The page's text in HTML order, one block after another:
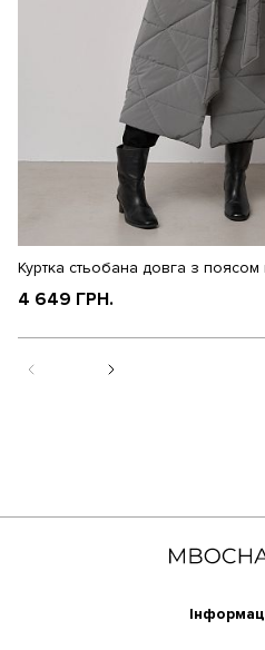
Куртка стьобана довга з поясом
4 649 ГРН.